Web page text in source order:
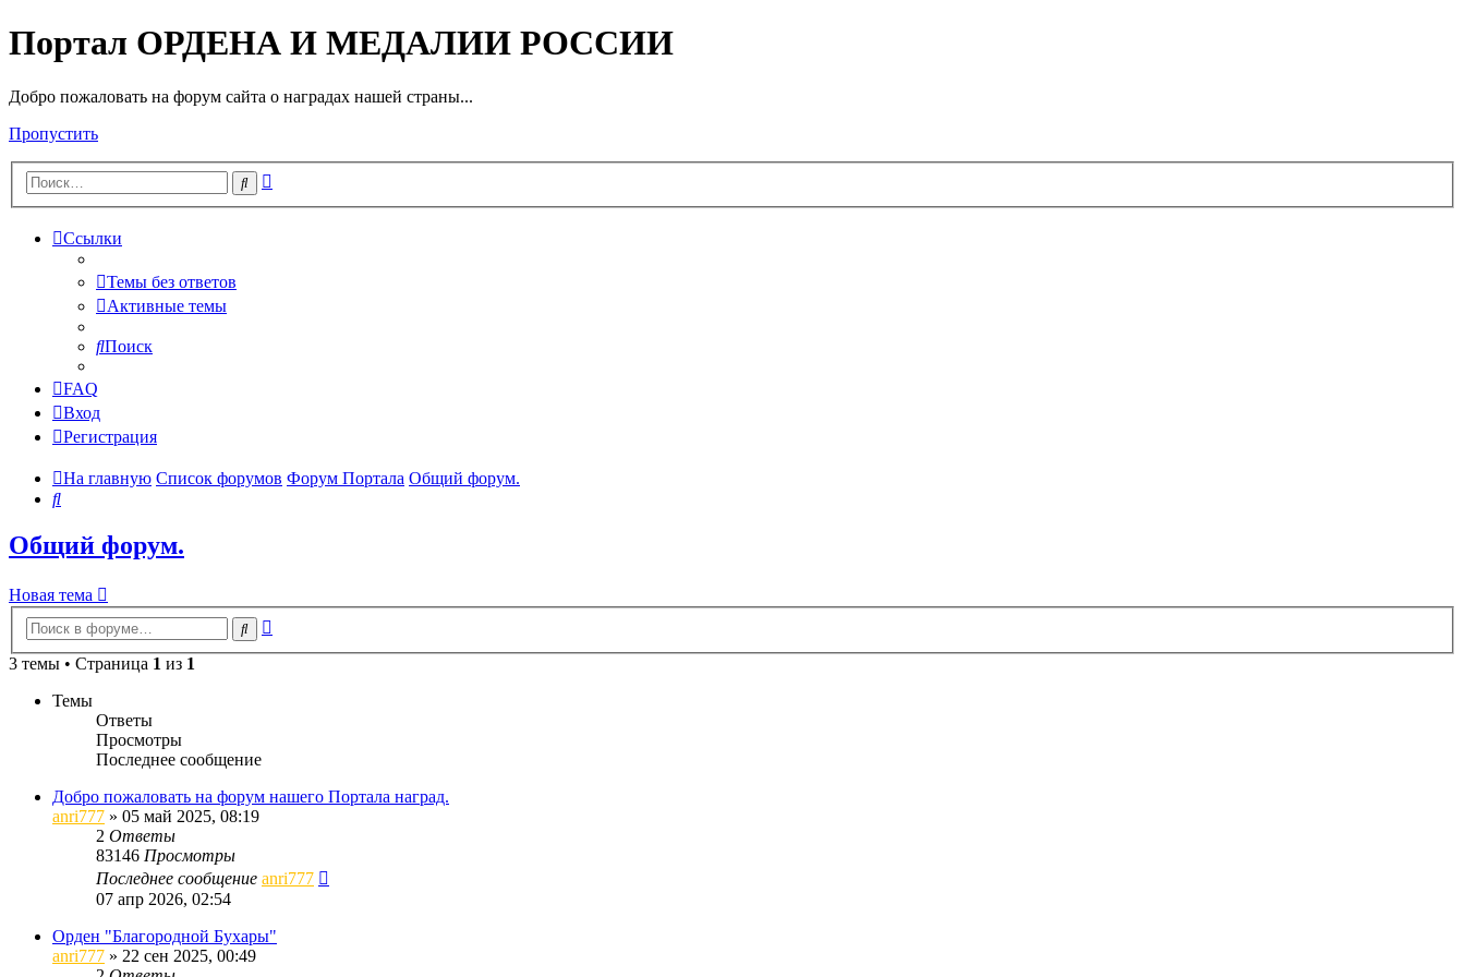
Портал ОРДЕНА И МЕДАЛИИ РОССИИ
Добро пожаловать на форум сайта о наградах нашей страны...
Пропустить
Поиск
Ссылки
Темы без ответов
Активные темы
Поиск
FAQ
Вход
Регистрация
На главную Список форумов Форум Портала Общий форум.
Поиск
Общий форум.
Новая тема
Поиск
3 темы • Страница 1 из 1
Темы
Ответы
Просмотры
Последнее сообщение
Добро пожаловать на форум нашего Портала наград.
anri777 » 05 май 2025, 08:19
2 Ответы
83146 Просмотры
Последнее сообщение anri777
07 апр 2026, 02:54
Орден "Благородной Бухары"
anri777 » 22 сен 2025, 00:49